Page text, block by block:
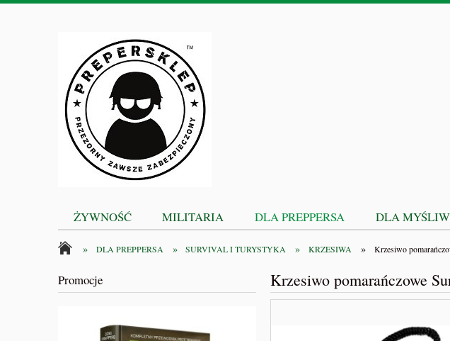
ŻYWNOŚĆ MILITARIA DLA PREPPERSA DLA
» DLA PREPPERSA » SURVIVAL I TURYSTYKA » KRZESIWA » Krzesiwo
Promocje Krzesiwo pomarańczowe